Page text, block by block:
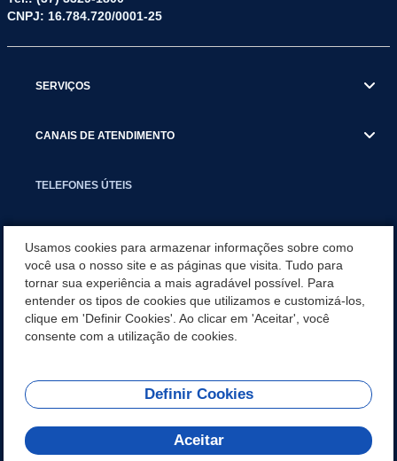
CNPJ: 16.784.720/0001-25
SERVIÇOS
CANAIS DE ATENDIMENTO
TELEFONES ÚTEIS
NOTÍCIAS
APLICATIVO
REDES SOCIAIS
Usamos cookies para armazenar informações sobre como
você usa o nosso site e as páginas que visita. Tudo para
tornar sua experiência a mais agradável possível. Para
entender os tipos de cookies que utilizamos e customizá-los,
clique em 'Definir Cookies'. Ao clicar em 'Aceitar', você
consente com a utilização de cookies.
Definir Cookies
Aceitar